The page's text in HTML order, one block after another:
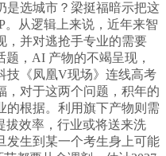
是选城市？梁挺福暗示把这
。从逻辑上来说，近年来智
，并对逃抢手专业的需要
，AI 产物的不竭呈现，
技《凤凰V现场》连线高考
，对于这两个问题，积年的
的根据。利用旗下产物则需
拔效率，行业或将送来洗
发生到某一个考生身上可能